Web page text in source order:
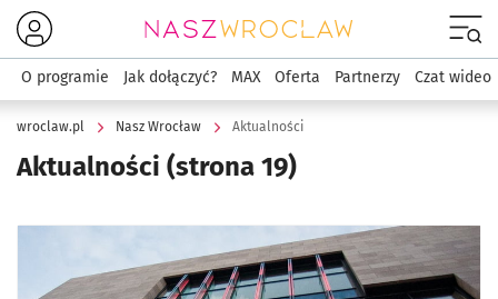
O programie Jak dołączyć? MAX Oferta Partnerzy Czat wideo
wroclaw.pl Nasz Wrocław Aktualności
Aktualności (strona 19)